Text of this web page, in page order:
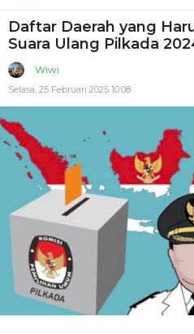
Daftar Daerah yang
Suara Ulang Pilkada
Wiwi
Selasa, 25 Februari 2025 10:08